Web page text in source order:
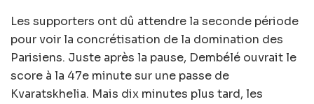
Les supporters ont dû attendre la seconde période
pour voir la concrétisation de la domination des
Parisiens. Juste après la pause, Dembélé ouvrait le
score à la 47e minute sur une passe de
Kvaratskhelia. Mais dix minutes plus tard, les